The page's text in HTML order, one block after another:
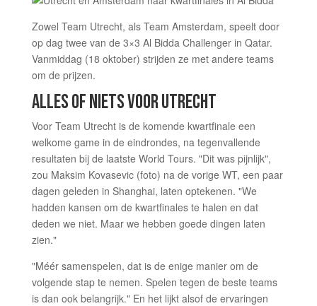
Zowel Team Utrecht, als Team Amsterdam, speelt door
op dag twee van de 3×3 Al Bidda Challenger in Qatar.
Vanmiddag (18 oktober) strijden ze met andere teams
om de prijzen.
ALLES OF NIETS VOOR UTRECHT
Voor Team Utrecht is de komende kwartfinale een
welkome game in de eindrondes, na tegenvallende
resultaten bij de laatste World Tours. "Dit was pijnlijk",
zou Maksim Kovasevic (foto) na de vorige WT, een paar
dagen geleden in Shanghai, laten optekenen. "We
hadden kansen om de kwartfinales te halen en dat
deden we niet. Maar we hebben goede dingen laten
zien."
"Méér samenspelen, dat is de enige manier om de
volgende stap te nemen. Spelen tegen de beste teams
is dan ook belangrijk." En het lijkt alsof de ervaringen